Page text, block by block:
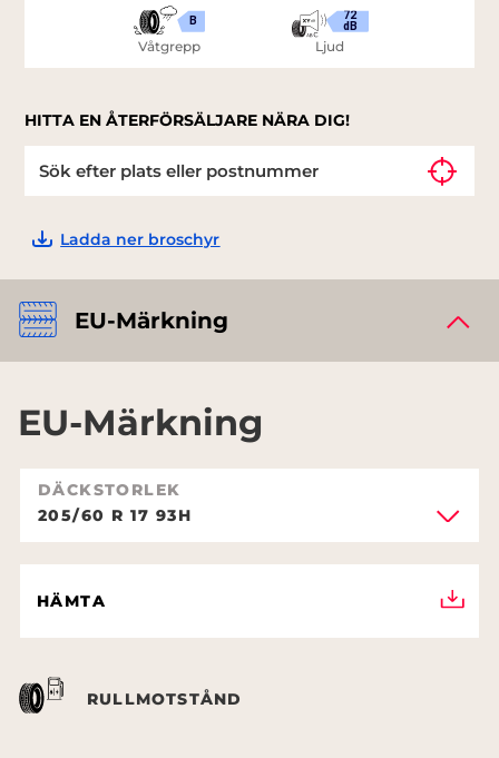
B
Våtgrepp
72
dB
Ljud
HITTA EN ÅTERFÖRSÄLJARE NÄRA DIG!
Ladda ner broschyr
EU-Märkning
EU-Märkning
DÄCKSTORLEK
205/60 R 17 93H
HÄMTA
RULLMOTSTÅND